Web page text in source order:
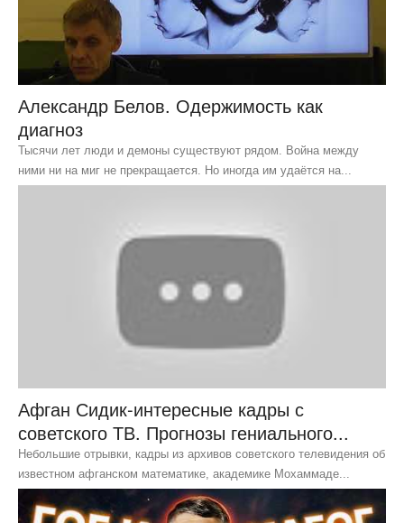
Александр Белов. Одержимость как
диагноз
Тысячи лет люди и демоны существуют рядом. Война между
ними ни на миг не прекращается. Но иногда им удаётся на...
Афган Сидик-интересные кадры с
советского ТВ. Прогнозы гениального...
Небольшие отрывки, кадры из архивов советского телевидения об
известном афганском математике, академике Мохаммаде...